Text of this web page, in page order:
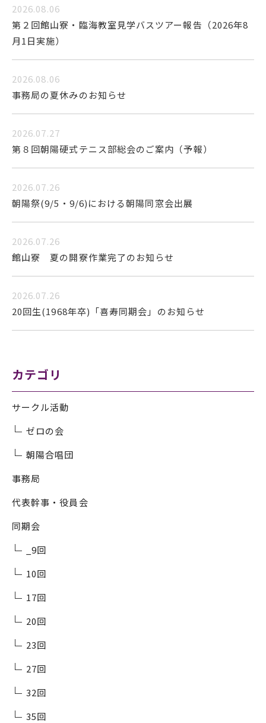
2026.08.06
第２回館山寮・臨海教室見学バスツアー報告（2026年8
月1日実施）
2026.08.06
事務局の夏休みのお知らせ
2026.07.27
第８回朝陽硬式テニス部総会のご案内（予報）
2026.07.26
朝陽祭(9/5・9/6)における朝陽同窓会出展
2026.07.26
館山寮 夏の開寮作業完了のお知らせ
2026.07.26
20回生(1968年卒)「喜寿同期会」のお知らせ
カテゴリ
サークル活動
ゼロの会
朝陽合唱団
事務局
代表幹事・役員会
同期会
_9回
10回
17回
20回
23回
27回
32回
35回